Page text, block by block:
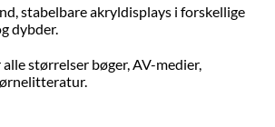
stabelbare akryldisplays i forskellige
dybder.
størrelser bøger, AV-medier,